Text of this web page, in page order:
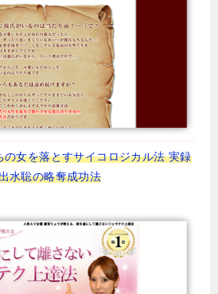
の女を落とすサイコロジカル法 実録
水聡の略奪成功法